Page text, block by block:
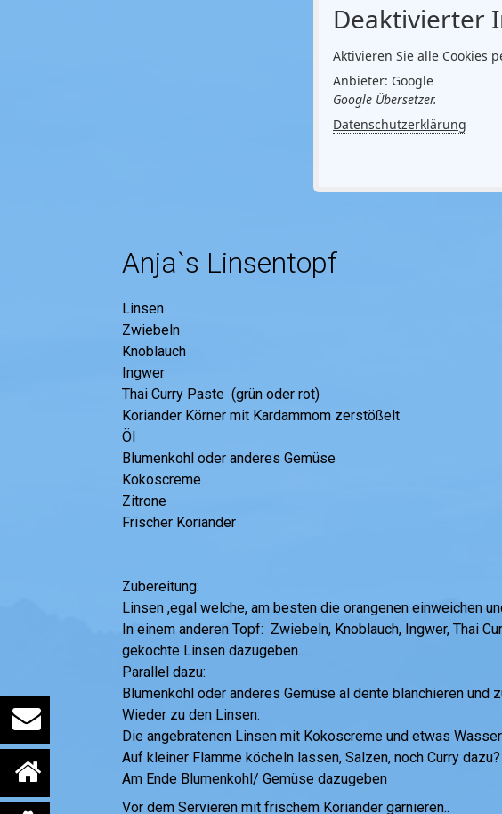
Deaktivierter
Aktivieren Sie alle Cookies
Anbieter: Google
Google Übersetzer.
Datenschutzerklärung
Anja`s Linsentopf
Linsen
Zwiebeln
Knoblauch
Ingwer
Thai Curry Paste (grün oder rot)
Koriander Körner mit Kardammom zerstößelt
Öl
Blumenkohl oder anderes Gemüse
Kokoscreme
Zitrone
Frischer Koriander
Zubereitung:
Linsen ,egal welche, am besten die orangenen einweichen
In einem anderen Topf: Zwiebeln, Knoblauch, Ingwer, Thai
gekochte Linsen dazugeben..
Parallel dazu:
Blumenkohl oder anderes Gemüse al dente blanchieren und
Wieder zu den Linsen:
Die angebratenen Linsen mit Kokoscreme und etwas
Auf kleiner Flamme köcheln lassen, Salzen, noch Curry dazu?
Am Ende Blumenkohl/ Gemüse dazugeben
Vor dem Servieren mit frischem Koriander garnieren..